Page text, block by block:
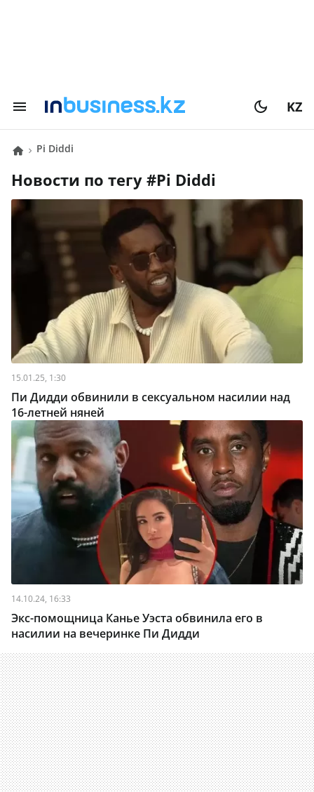
KZ
Pi Diddi
Новости по тегу # Pi Diddi
15.01.25, 1:30
Пи Дидди обвинили в сексуальном насилии над
16-летней няней
14.10.24, 16:33
Экс-помощница Канье Уэста обвинила его в
насилии на вечеринке Пи Дидди